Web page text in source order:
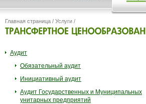
Главная страница / Услуги /
Аудит
Обязательный аудит
Инициативный аудит
Аудит Государственных и Муниципальных
унитарных предприятий